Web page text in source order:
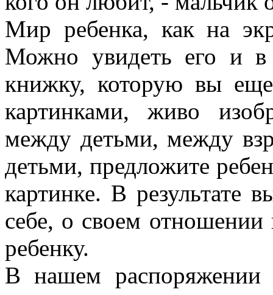
Мир ребенка, как на
Можно увидеть его и в
книжку, которую вы
картинками, живо
между детьми, между
детьми, предложите
картинке. В результате
себе, о своем
ребенку.
В нашем распоряжении